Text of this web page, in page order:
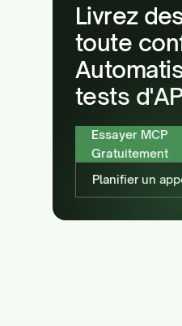
Livrez
toute
tests
Essayer MCP
Gratuitement
Planifier un